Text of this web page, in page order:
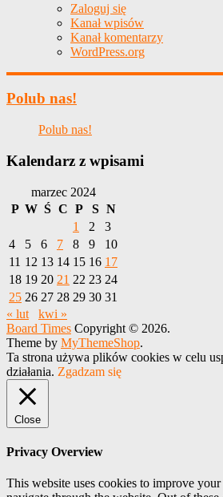
Zaloguj się
Kanał wpisów
Kanał komentarzy
WordPress.org
Polub nas!
Polub nas!
Kalendarz z wpisami
marzec 2024
P W Ś C P S N
1
2
3
4
5 6 7 8 9
10
11 12 13 14 15 16 17
18 19 20 21 22 23 24
25 26 27 28 29 30 31
« lut
kwi »
Board Times Copyright © 2026.
Theme by MyThemeShop.
Ta strona używa plików cookies w celu
działania. Zgadzam się
Close
Privacy Overview
This website uses cookies to improve